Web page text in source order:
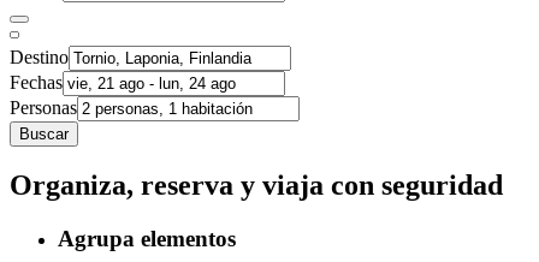
Destino
Fechas
Personas
Buscar
Organiza, reserva y viaja con seguridad
Agrupa elementos